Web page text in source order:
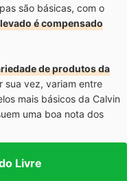
são básicas, com o
é compensado
de produtos da
sua vez, variam entre
mais básicos da Calvin
uma boa nota dos
Livre